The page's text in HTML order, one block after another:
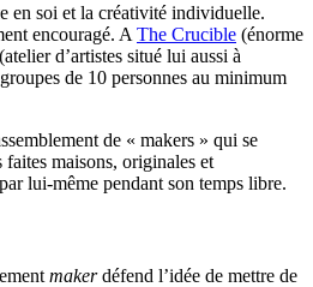
en soi et la créativité individuelle.
encouragé. A The Crucible (énorme
(atelier d’artistes situé lui aussi à
de 10 personnes au minimum
de « makers » qui se
maisons, originales et
lui-même pendant son temps libre.
makerdéfend l’idée de mettre de